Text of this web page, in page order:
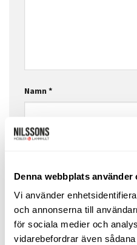
Denna webbplats använder
Vi använder
och annonserna till
för sociala medier och
vidarebefordrar även
Namn*
Webbplats